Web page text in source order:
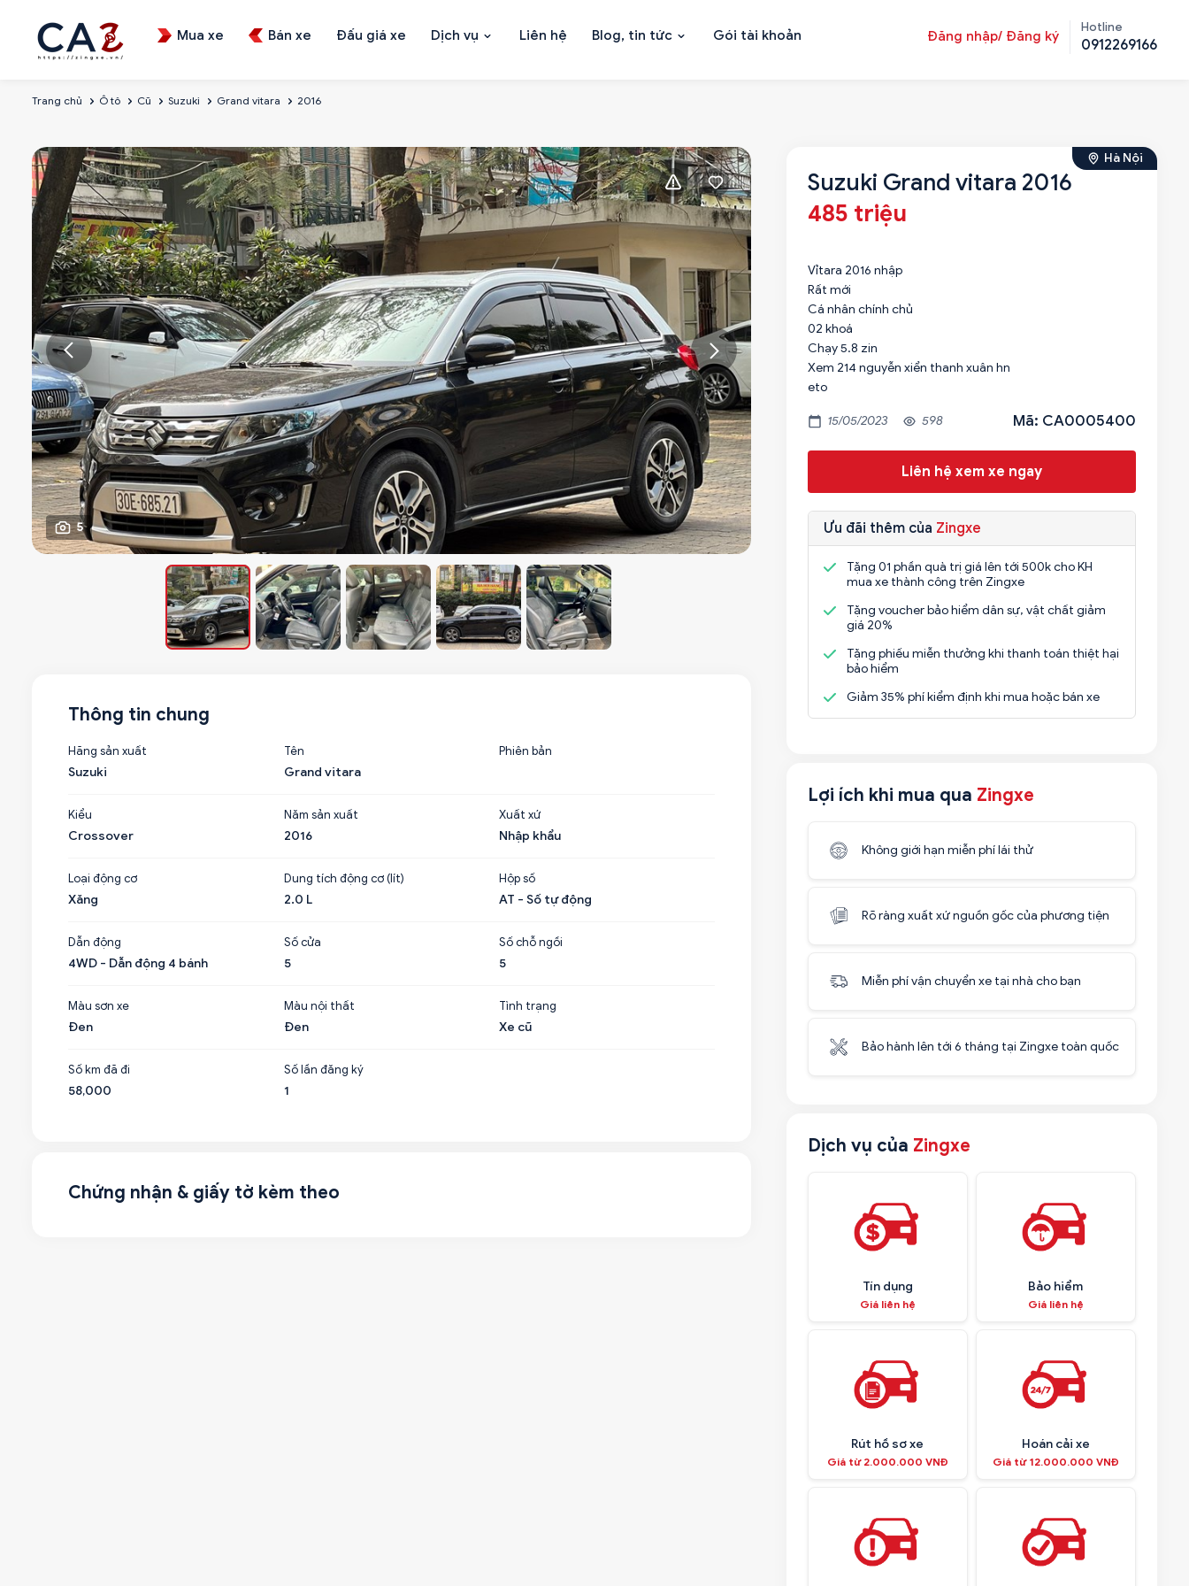
Mua xe Bán xe Đấu giá xe Dịch vụ Liên hệ Blog, tin tức Gói tài khoản Đăng nhập/ Đăng ký
Hotline
0912269166
Trang chủ Ô tô Cũ Suzuki Grand vitara 2016
5
Hà Nội
Suzuki Grand vitara 2016
485 triệu
Vỉtara 2016 nhập
Rất mới
Cá nhân chính chủ
02 khoá
Chạy 5.8 zin
Xem 214 nguyễn xiển thanh xuân hn
eto
15/05/2023 598 Mã: CA0005400
Liên hệ xem xe ngay
Ưu đãi thêm của Zingxe
Tặng 01 phần quà trị giá lên tới 500k cho KH
mua xe thành công trên Zingxe
Tặng voucher bảo hiểm dân sự, vật chất giảm
giá 20%
Tặng phiếu miễn thưởng khi thanh toán thiệt hại
bảo hiểm
Giảm 35% phí kiểm định khi mua hoặc bán xe
Lợi ích khi mua qua Zingxe
Không giới hạn miễn phí lái thử
Rõ ràng xuất xứ nguồn gốc của phương tiện
Miễn phí vận chuyển xe tại nhà cho bạn
Bảo hành lên tới 6 tháng tại Zingxe toàn quốc
Dịch vụ của Zingxe
Tín dụng
Giá liên hệ
Bảo hiểm
Giá liên hệ
Rút hồ sơ xe
Giá từ 2.000.000 VNĐ
Hoán cải xe
Giá từ 12.000.000 VNĐ
Thông tin chung
Hãng sản xuất
Suzuki
Tên
Grand vitara
Phiên bản
Kiểu
Crossover
Năm sản xuất
2016
Xuất xứ
Nhập khẩu
Loại động cơ
Xăng
Dung tích động cơ (lít)
2.0 L
Hộp số
AT - Số tự động
Dẫn động
4WD - Dẫn động 4 bánh
Số cửa
5
Số chỗ ngồi
5
Màu sơn xe
Đen
Màu nội thất
Đen
Tình trạng
Xe cũ
Số km đã đi
58,000
Số lần đăng ký
1
Chứng nhận & giấy tờ kèm theo